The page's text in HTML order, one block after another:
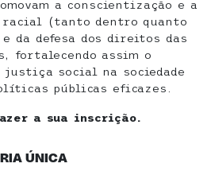
a conscientização e a
racial (tanto dentro quanto
da defesa dos direitos das
fortalecendo assim o
justiça social na sociedade
públicas eficazes.
a sua inscrição.
ÚNICA